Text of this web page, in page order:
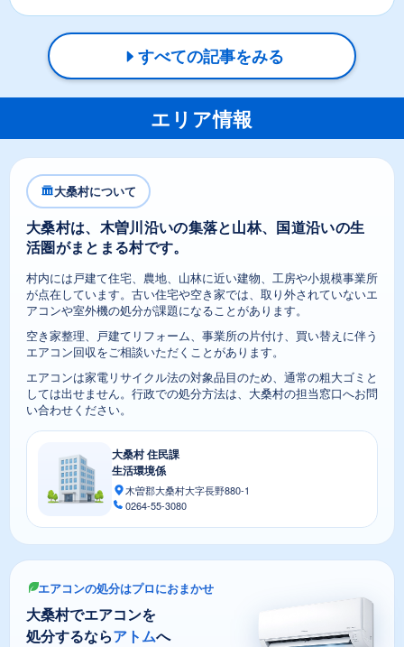
すべての記事をみる
エリア情報
大桑村について
大桑村は、木曽川沿いの集落と山林、国道沿いの生
活圏がまとまる村です。
村内には戸建て住宅、農地、山林に近い建物、工房や小規模事業所
が点在しています。古い住宅や空き家では、取り外されていないエ
アコンや室外機の処分が課題になることがあります。
空き家整理、戸建てリフォーム、事業所の片付け、買い替えに伴う
エアコン回収をご相談いただくことがあります。
エアコンは家電リサイクル法の対象品目のため、通常の粗大ゴミと
しては出せません。行政での処分方法は、大桑村の担当窓口へお問
い合わせください。
大桑村 住民課
生活環境係
木曽郡大桑村大字長野880-1
0264-55-3080
エアコンの処分はプロにおまかせ
大桑村でエアコンを
処分するならアトムへ